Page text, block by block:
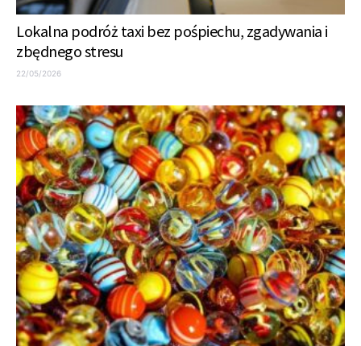
Lokalna podróż taxi bez pośpiechu, zgadywania i
zbędnego stresu
22/05/2026